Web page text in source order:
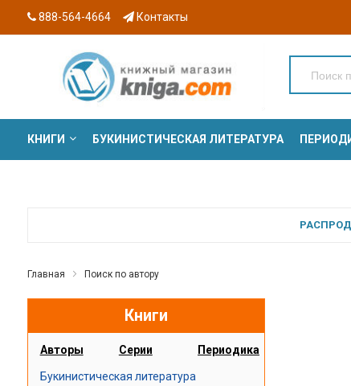
888-564-4664 Контакты
КНИГИ БУКИНИСТИЧЕСКАЯ ЛИТЕРАТУРА
Главная Поиск по автору
Книги
Авторы Серии Периодика
Букинистическая литература